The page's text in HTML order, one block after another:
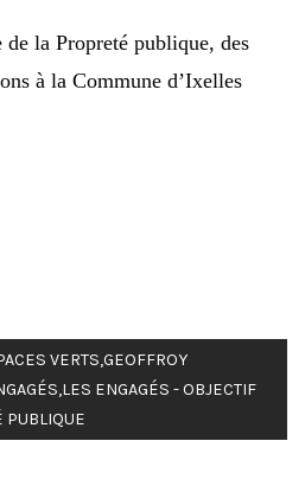
la Propreté publique, des
à la Commune d’Ixelles
VERTS,GEOFFROY
,LES ENGAGÉS - OBJECTIF
PUBLIQUE